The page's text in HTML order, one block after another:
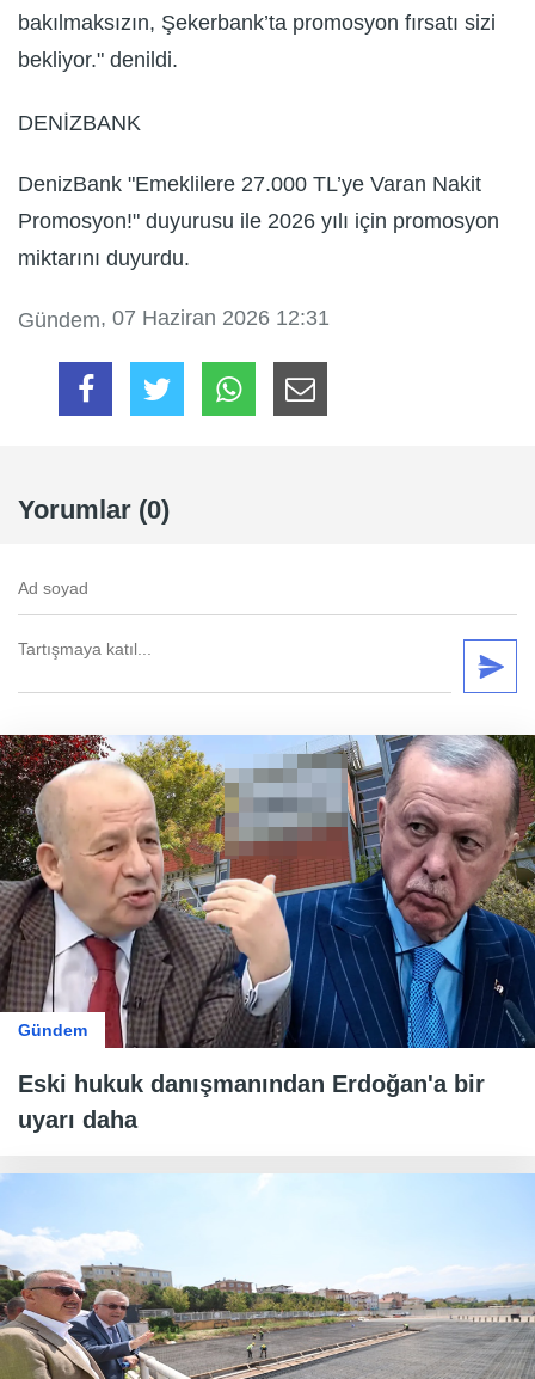
bakılmaksızın, Şekerbank’ta promosyon fırsatı sizi
bekliyor." denildi.
DENİZBANK
DenizBank "Emeklilere 27.000 TL’ye Varan Nakit
Promosyon!" duyurusu ile 2026 yılı için promosyon
miktarını duyurdu.
Gündem, 07 Haziran 2026 12:31
Yorumlar (0)
Gündem
Eski hukuk danışmanından Erdoğan'a bir
uyarı daha